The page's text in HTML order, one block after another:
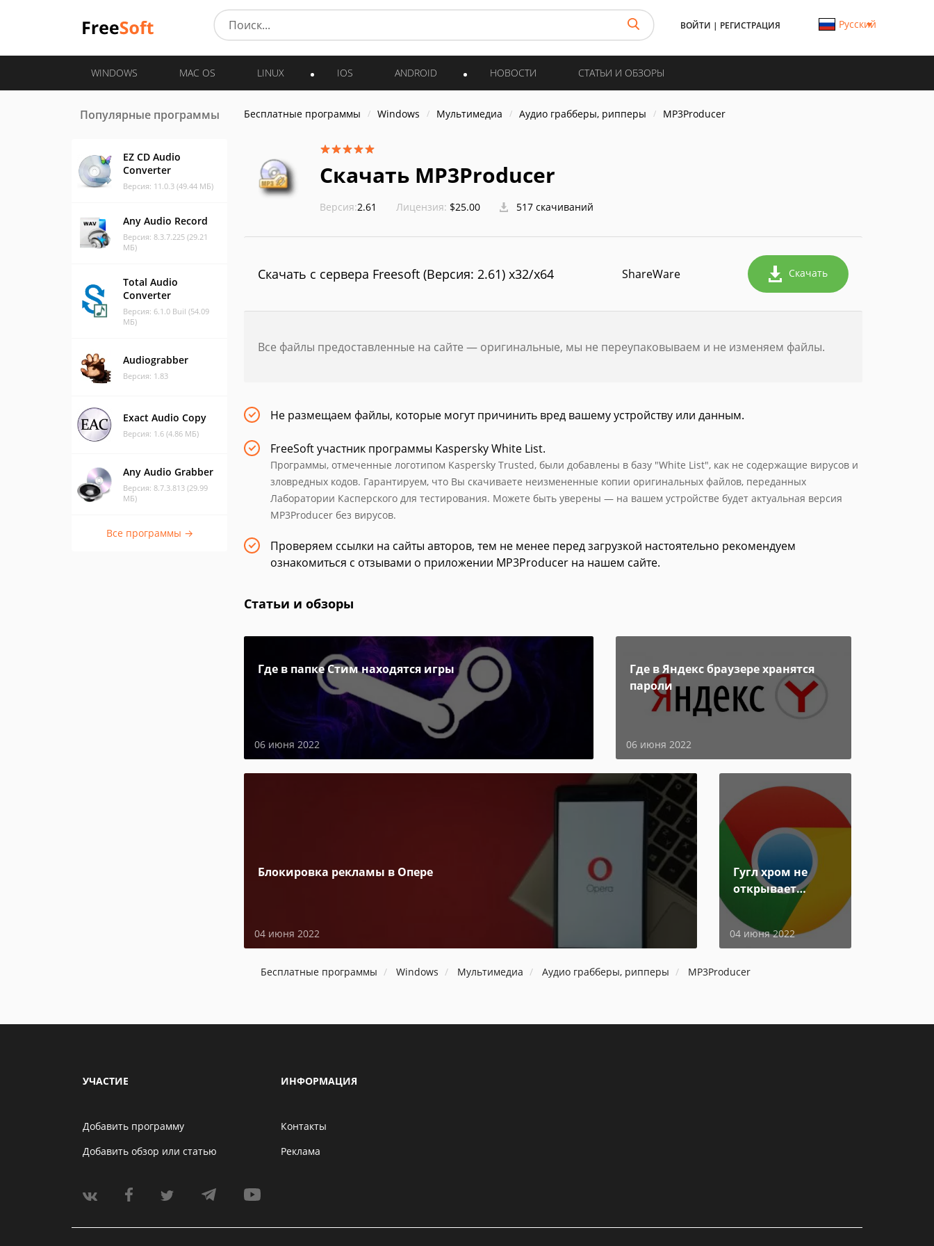
ВОЙТИ | РЕГИСТРАЦИЯ Русский
WINDOWS MAC OS LINUX IOS ANDROID НОВОСТИ СТАТЬИ И ОБЗОРЫ
Популярные программы
EZ CD Audio
Converter
Версия: 11.0.3 (49.44 МБ)
Any Audio Record
Версия: 8.3.7.225 (29.21
МБ)
Total Audio
Converter
Версия: 6.1.0 Buil (54.09
МБ)
Audiograbber
Версия: 1.83
Exact Audio Copy
Версия: 1.6 (4.86 МБ)
Any Audio Grabber
Версия: 8.7.3.813 (29.99
МБ)
Все программы →
Бесплатные программы Windows Мультимедиа Аудио грабберы, рипперы MP3Producer
Скачать MP3Producer
Версия:2.61 Лицензия: $25.00 517 скачиваний
Скачать с сервера Freesoft (Версия: 2.61) x32/x64 ShareWare Скачать
Все файлы предоставленные на сайте — оригинальные, мы не переупаковываем и не изменяем файлы.
Не размещаем файлы, которые могут причинить вред вашему устройству или данным.
FreeSoft участник программы Kaspersky White List.
Программы, отмеченные логотипом Kaspersky Trusted, были добавлены в базу "White List", как не содержащие вирусов и
зловредных кодов. Гарантируем, что Вы скачиваете неизмененные копии оригинальных файлов, переданных
Лаборатории Касперского для тестирования. Можете быть уверены — на вашем устройстве будет актуальная версия
MP3Producer без вирусов.
Проверяем ссылки на сайты авторов, тем не менее перед загрузкой настоятельно рекомендуем
ознакомиться с отзывами о приложении MP3Producer на нашем сайте.
Статьи и обзоры
Где в папке Стим находятся игры
06 июня 2022
Где в Яндекс браузере хранятся
пароли
06 июня 2022
Блокировка рекламы в Опере
04 июня 2022
Гугл хром не
открывает
04 июня 2022
Бесплатные программы Windows Мультимедиа Аудио грабберы, рипперы MP3Producer
УЧАСТИЕ
Добавить программу
Добавить обзор или статью
ИНФОРМАЦИЯ
Контакты
Реклама